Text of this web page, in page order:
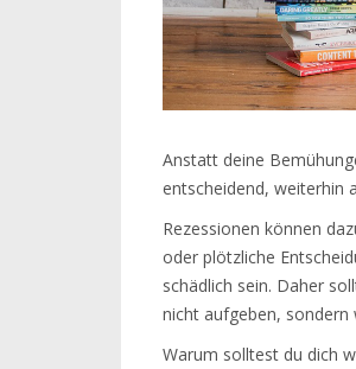
Anstatt deine
entscheidend, weiterhin
Rezessionen können
oder plötzliche
schädlich sein. Daher
nicht aufgeben,
Warum solltest du dich